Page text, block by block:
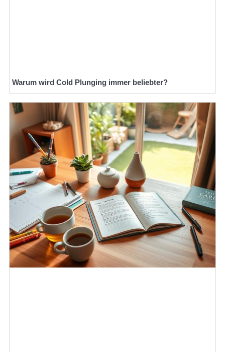
Warum wird Cold Plunging immer beliebter?